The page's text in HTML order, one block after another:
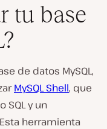
tu base
de datos MySQL,
MySQL Shell, que
SQL y un
herramienta